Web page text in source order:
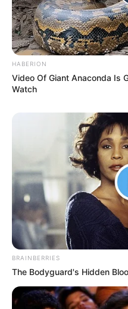
HABERION
Video Of Giant Anaconda Is
Watch
BRAINBERRIES
The Bodyguard's Hidden